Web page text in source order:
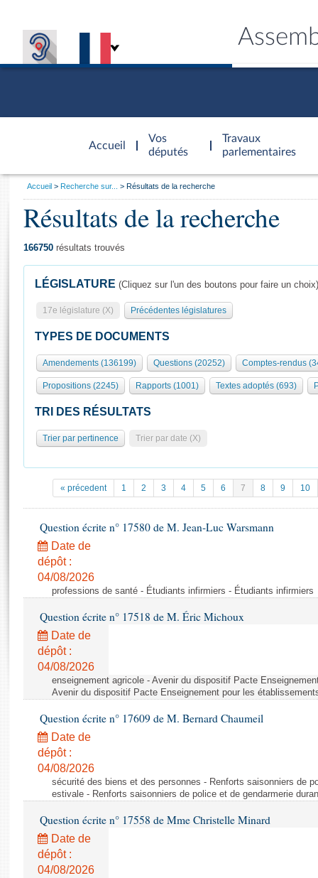
Accueil
d'accueil
Vos
députés
Travaux
parlementaires
Présidence
577 députés
Groupes politiques
Séance publique
Commissions et autres organes
Europe et International
Pétitions
Projets de loi
Propositions de loi
Amendements
Textes adoptés
Rapports d'information
Rapports d'enquête
Rapports législatifs
Baromètre de l’application des lois
Dossiers législatifs
Budget et sécurité sociale
Questions écrites et orales
Comptes rendus des débats
Général
Rôle et pouvoirs de l'Assemblée
Organisation de l'Assemblée
Présidence Conférence des Présidents Bureau Collège des
Statistiques et chiffres clés
Documents de référence
( Constitution | Règlement de l'Assemblée ... )
Histoire
Juniors
Anciennes législatures
Liens vers les sites publics
Visiter l'Assemblée
Visite virtuelle du palais Bourbon
Assister à une séance
La Bibliothèque
Contacts et plan d'accès
Photos libres de droit
Vous
Accueil Recherche sur... Résultats de la recherche
Résultats de la recherche
166750 résultats trouvés
LÉGISLATURE (Cliquez sur l'un des boutons pour faire un choix)
17e législature (X) Précédentes législatures
TYPES DE DOCUMENTS
Amendements (136199) Questions (20252) Comptes-rendus
Propositions (2245) Rapports (1001) Textes adoptés (693)
TRI DES RÉSULTATS
Trier par pertinence Trier par date (X)
« précedent 1 2 3 4 5 6 7 8 9 10
Question écrite n° 17580 de M. Jean-Luc Warsmann
Date de
dépôt :
04/08/2026
professions de santé - Étudiants infirmiers - Étudiants infirmiers
Question écrite n° 17518 de M. Éric Michoux
Date de
dépôt :
04/08/2026
enseignement agricole - Avenir du dispositif Pacte
Avenir du dispositif Pacte Enseignement pour les
Question écrite n° 17609 de M. Bernard Chaumeil
Date de
dépôt :
04/08/2026
sécurité des biens et des personnes - Renforts saisonniers de
estivale - Renforts saisonniers de police et de gendarmerie
Question écrite n° 17558 de Mme Christelle Minard
Date de
dépôt :
04/08/2026